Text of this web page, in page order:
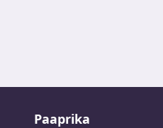
Paaprika